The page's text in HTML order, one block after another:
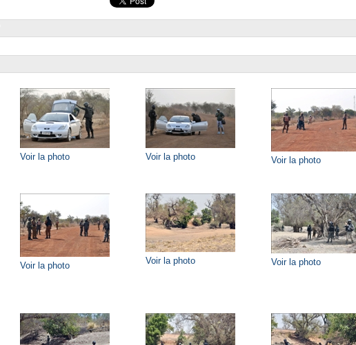
Voir la photo Voir la photo Voir la photo
Voir la photo Voir la photo Voir la photo